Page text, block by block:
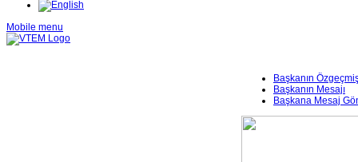
Mobile menu
Başkanın
Başkanın Mesajı
Başkana Mesaj